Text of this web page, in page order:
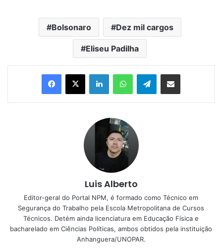
Bolsonaro Dez mil cargos
Eliseu Padilha
Telegram
Luis Alberto
Editor-geral do Portal NPM, é formado como Técnico em
Segurança do Trabalho pela Escola Metropolitana de Cursos
Técnicos. Detém ainda licenciatura em Educação Física e
bacharelado em Ciências Políticas, ambos obtidos pela instituição
Anhanguera/UNOPAR.